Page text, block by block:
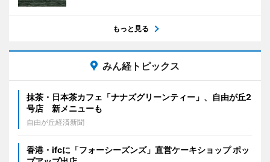
もっと見る
みん経トピックス
抹茶・日本茶カフェ「ナナズグリーンティー」、自由が丘2
号店 新メニューも
自由が丘経済新聞
香港・ifcに「フォーシーズンズ」直営ケーキショップ ポッ